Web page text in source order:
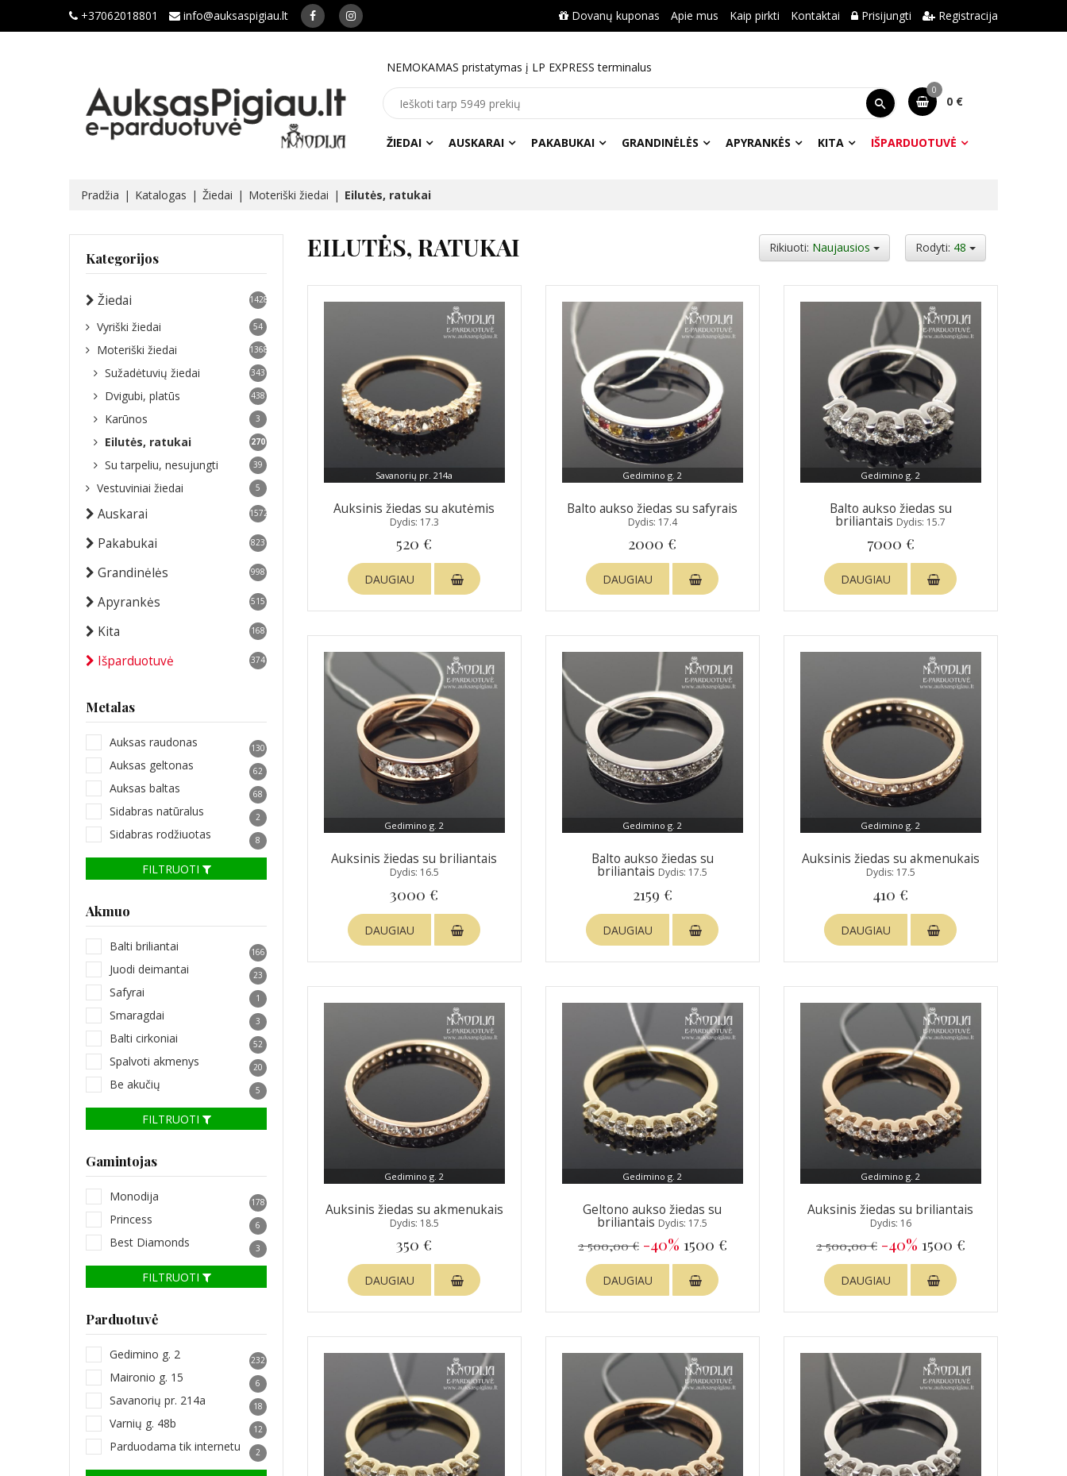
+37062018801 info@auksaspigiau.lt Dovanų kuponas Apie mus Kaip pirkti Kontaktai Prisijungti Registracija
NEMOKAMAS pristatymas į LP EXPRESS terminalus
0
0 €
ŽIEDAI AUSKARAI PAKABUKAI GRANDINĖLĖS APYRANKĖS KITA IŠPARDUOTUVĖ
Pradžia Katalogas Žiedai Moteriški žiedai Eilutės, ratukai
Kategorijos
Žiedai 1428
Vyriški žiedai 54
Moteriški žiedai 1368
Sužadėtuvių žiedai 343
Dvigubi, platūs 438
Karūnos 3
Eilutės, ratukai 270
Su tarpeliu, nesujungti 39
Vestuviniai žiedai 5
Auskarai 1572
Pakabukai 823
Grandinėlės 998
Apyrankės 515
Kita 168
Išparduotuvė 374
Metalas
Auksas raudonas 130
Auksas geltonas 62
Auksas baltas 68
Sidabras natūralus 2
Sidabras rodžiuotas 8
FILTRUOTI
Akmuo
Balti briliantai 166
Juodi deimantai 23
Safyrai 1
Smaragdai 3
Balti cirkoniai 52
Spalvoti akmenys 20
Be akučių 5
FILTRUOTI
Gamintojas
Monodija 178
Princess 6
Best Diamonds 3
FILTRUOTI
Parduotuvė
Gedimino g. 2 232
Maironio g. 15 6
Savanorių pr. 214a 18
Varnių g. 48b 12
Parduodama tik internetu 2
EILUTĖS, RATUKAI Rikiuoti: Naujausios Rodyti: 48
Savanorių pr. 214a
Auksinis žiedas su akutėmis
Dydis: 17.3
520 €
DAUGIAU
Gedimino g. 2
Balto aukso žiedas su safyrais
Dydis: 17.4
2000 €
DAUGIAU
Gedimino g. 2
Balto aukso žiedas su
briliantais Dydis: 15.7
7000 €
DAUGIAU
Gedimino g. 2
Auksinis žiedas su briliantais
Dydis: 16.5
3000 €
DAUGIAU
Gedimino g. 2
Balto aukso žiedas su
briliantais Dydis: 17.5
2159 €
DAUGIAU
Gedimino g. 2
Auksinis žiedas su akmenukais
Dydis: 17.5
410 €
DAUGIAU
Gedimino g. 2
Auksinis žiedas su akmenukais
Dydis: 18.5
350 €
DAUGIAU
Gedimino g. 2
Geltono aukso žiedas su
briliantais Dydis: 17.5
2 500,00 € -40% 1500 €
DAUGIAU
Gedimino g. 2
Auksinis žiedas su briliantais
Dydis: 16
2 500,00 € -40% 1500 €
DAUGIAU